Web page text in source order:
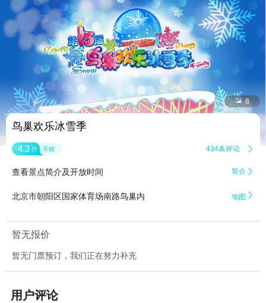
 8
鸟巢欢乐冰雪季
4.3 分 不错 434条评论 
查看景点简介及开放时间 简介 
北京市朝阳区国家体育场南路鸟巢内 地图 
暂无报价
暂无门票预订，我们正在努力补充
用户评论
